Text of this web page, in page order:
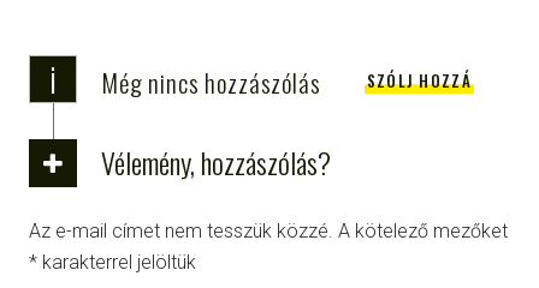
i Még nincs hozzászólás SZÓLJ HOZZÁ
Vélemény, hozzászólás?
Az e-mail címet nem tesszük közzé. A kötelező mezőket
* karakterrel jelöltük